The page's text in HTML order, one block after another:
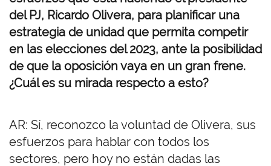
del PJ, Ricardo Olivera, para planificar una
estrategia de unidad que permita competir
en las elecciones del 2023, ante la posibilidad
de que la oposición vaya en un gran frene.
¿Cuál es su mirada respecto a esto?
AR: Sí, reconozco la voluntad de Olivera, sus
esfuerzos para hablar con todos los
sectores, pero hoy no están dadas las